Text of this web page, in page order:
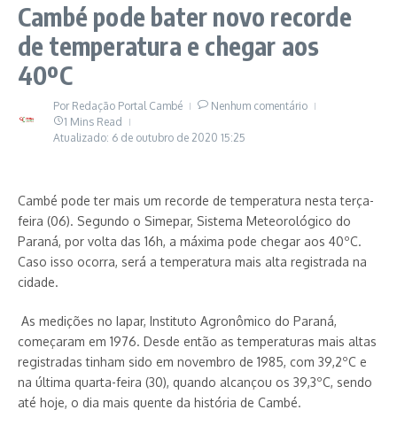
Cambé pode bater novo recorde
de temperatura e chegar aos
40ºC
Por Redação Portal Cambé
Nenhum comentário
1 Mins Read
Atualizado: 6 de outubro de 2020 15:25
Cambé pode ter mais um recorde de temperatura nesta terça-
feira (06). Segundo o Simepar, Sistema Meteorológico do
Paraná, por volta das 16h, a máxima pode chegar aos 40ºC.
Caso isso ocorra, será a temperatura mais alta registrada na
cidade.
As medições no Iapar, Instituto Agronômico do Paraná,
começaram em 1976. Desde então as temperaturas mais altas
registradas tinham sido em novembro de 1985, com 39,2ºC e
na última quarta-feira (30), quando alcançou os 39,3ºC, sendo
até hoje, o dia mais quente da história de Cambé.